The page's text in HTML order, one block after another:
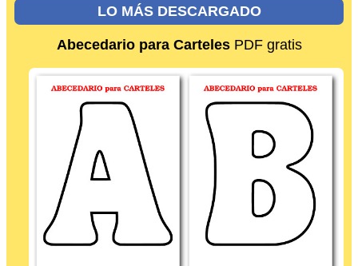
LO MÁS DESCARGADO
Abecedario para CartelesPDF gratis